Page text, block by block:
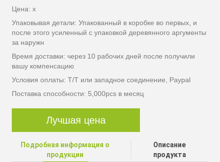
Цена: x
Упаковывая детали: Упакованный в коробке во первых, и
после этого усиленный с упаковкой деревянного аргументы
за наружн
Время доставки: через 10 рабочих дней после получили
вашу компенсацию
Условия оплаты: T/T или западное соединение, Paypal
Поставка способности: 5,000pcs в месяц
Лучшая цена
Подробная информация о
продукции
Описание
продукта